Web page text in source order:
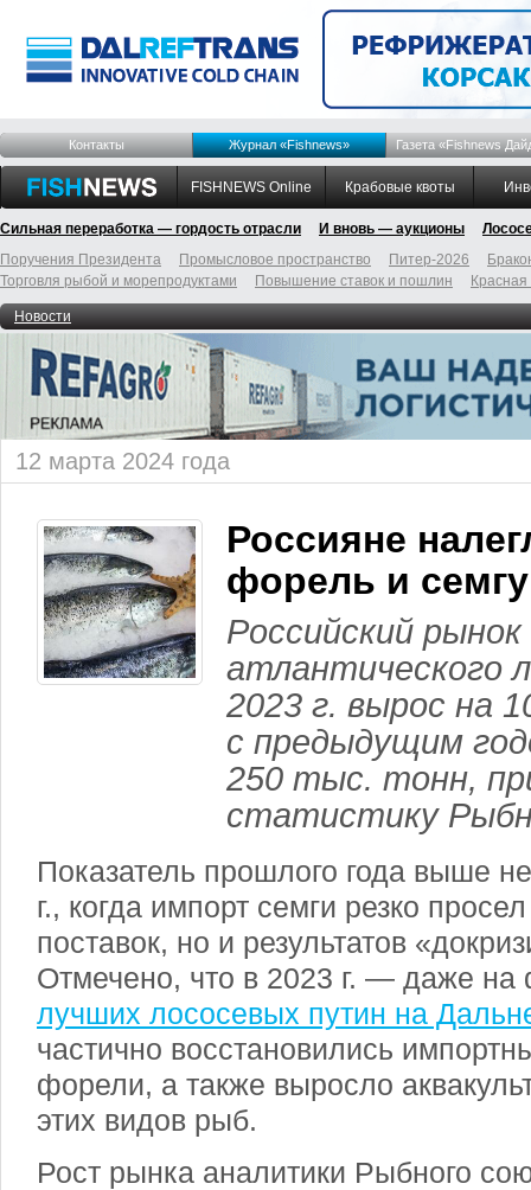
Контакты Журнал «Fishnews» Газета «Fishnews
FISHNEWS Online Крабовые квоты
Сильная переработка — гордость отрасли И вновь — аукционы
Поручения Президента
Промысловое пространство Питер-2026
Торговля рыбой и морепродуктами
Повышение ставок и пошлин
Новости
12 марта 2024 года
Россияне
форель и семгу
Российский
атлантического
2023 г. вырос на
с предыдущим
250 тыс. тонн,
статистику
Показатель прошлого года выше
г., когда импорт семги резко
поставок, но и результатов
Отмечено, что в 2023 г. — даже
лучших лососевых путин на
частично восстановились
форели, а также выросло
этих видов рыб.
Рост рынка аналитики Рыбного